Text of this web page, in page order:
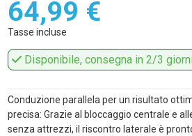
64,99 €
Tasse incluse
Disponibile, consegna in 2/3
Conduzione parallela per un risultato
precisa: Grazie al bloccaggio centrale e
senza attrezzi, il riscontro laterale è